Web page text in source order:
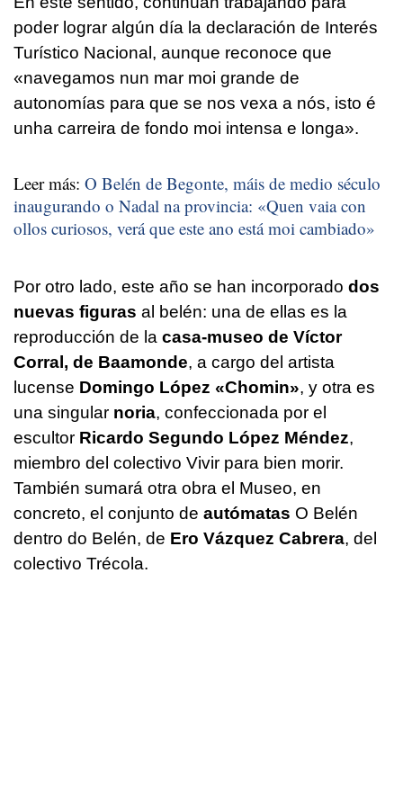
poder lograr algún día la declaración de Interés
Turístico Nacional, aunque reconoce que
«navegamos nun mar moi grande de
autonomías para que se nos vexa a nós, isto é
unha carreira de fondo moi intensa e longa».
Leer más: O Belén de Begonte, máis de medio século
inaugurando o Nadal na provincia: «Quen vaia con
ollos curiosos, verá que este ano está moi cambiado»
Por otro lado, este año se han incorporado dos
nuevas figuras al belén: una de ellas es la
reproducción de la casa-museo de Víctor
Corral, de Baamonde, a cargo del artista
lucense Domingo López «Chomin», y otra es
una singular noria, confeccionada por el
escultor Ricardo Segundo López Méndez,
miembro del colectivo Vivir para bien morir.
También sumará otra obra el Museo, en
concreto, el conjunto de autómatas O Belén
dentro do Belén, de Ero Vázquez Cabrera, del
colectivo Trécola.